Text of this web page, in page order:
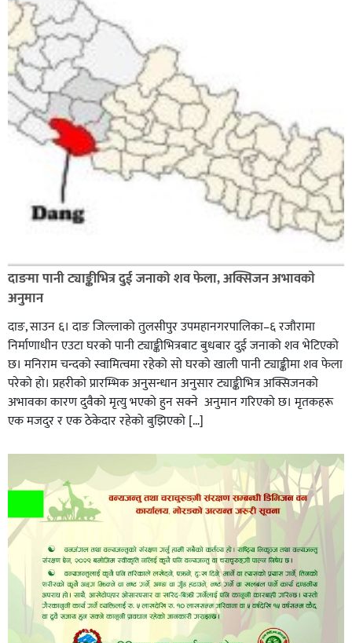
दाङमा पानी ट्याङ्कीभित्र दुई जनाको शव फेला, अक्सिजन अभावकाे
अनुमान
दाङ, साउन ६। दाङ जिल्लाको तुलसीपुर उपमहानगरपालिका–६ रजौरामा
निर्माणाधीन एउटा घरको पानी ट्याङ्कीभित्रबाट बुधबार दुई जनाको शव भेटिएको
छ। मनिराम चन्दको स्वामित्वमा रहेको सो घरको खाली पानी ट्याङ्कीमा शव फेला
परेको हो। प्रहरीकाे प्रारम्भिक अनुसन्धान अनुसार ट्याङ्कीभित्र अक्सिजनको
अभावका कारण दुवैको मृत्यु भएको हुन सक्ने अनुमान गरिएको छ। मृतकहरू
एक मजदुर र एक ठेकेदार रहेको बुझिएको […]